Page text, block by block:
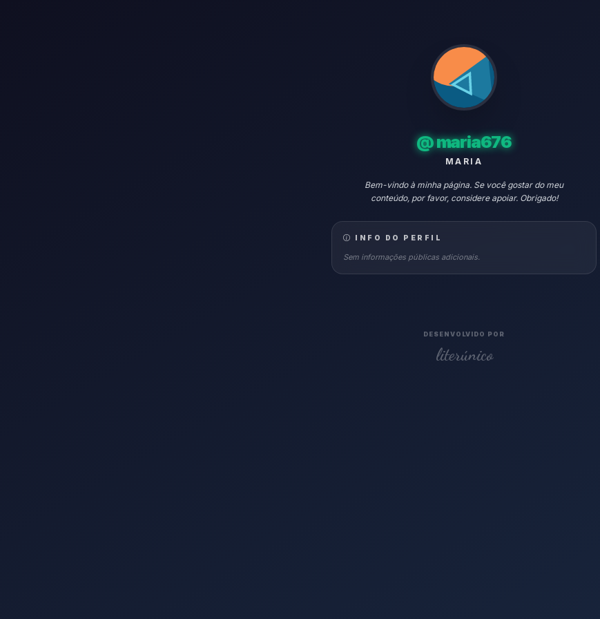
@maria676
MARIA
Bem-vindo à minha página. Se você gostar do meu
conteúdo, por favor, considere apoiar. Obrigado!
INFO DO PERFIL
Sem informações públicas adicionais.
DESENVOLVIDO POR
literúnico